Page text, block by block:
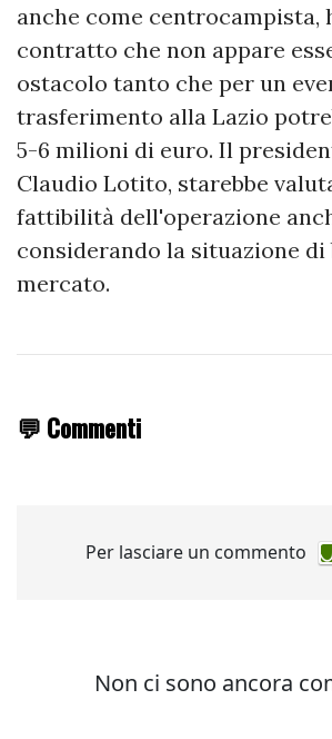
anche come centrocampista,
contratto che non appare
ostacolo tanto che per un
trasferimento alla Lazio
5-6 milioni di euro. Il
Claudio Lotito, starebbe
fattibilità dell'operazione
considerando la situazione di
mercato.
💬 Commenti